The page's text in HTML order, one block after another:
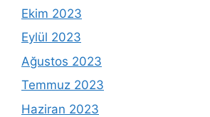
Ekim 2023
Eylül 2023
Ağustos 2023
Temmuz 2023
Haziran 2023